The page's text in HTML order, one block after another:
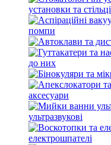
установки та стільці
помпи
до них
аксесуари
ультразвукові
електрошпателі